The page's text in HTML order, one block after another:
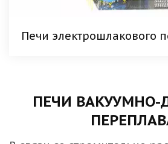
Печи электрошлакового
ПЕЧИ ВАКУУМНО-